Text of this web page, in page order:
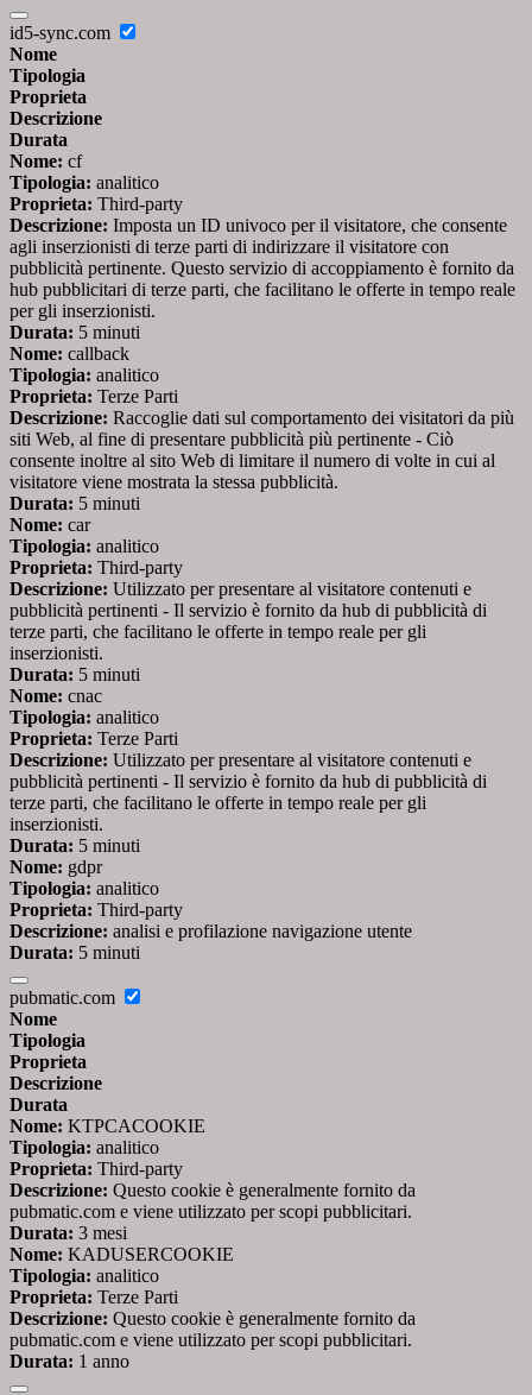
id5-sync.com
Nome
Tipologia
Proprieta
Descrizione
Durata
Nome: cf
Tipologia: analitico
Proprieta: Third-party
Descrizione: Imposta un ID univoco per il visitatore, che consente
agli inserzionisti di terze parti di indirizzare il visitatore con
pubblicità pertinente. Questo servizio di accoppiamento è fornito da
hub pubblicitari di terze parti, che facilitano le offerte in tempo reale
per gli inserzionisti.
Durata: 5 minuti
Nome: callback
Tipologia: analitico
Proprieta: Terze Parti
Descrizione: Raccoglie dati sul comportamento dei visitatori da più
siti Web, al fine di presentare pubblicità più pertinente - Ciò
consente inoltre al sito Web di limitare il numero di volte in cui al
visitatore viene mostrata la stessa pubblicità.
Durata: 5 minuti
Nome: car
Tipologia: analitico
Proprieta: Third-party
Descrizione: Utilizzato per presentare al visitatore contenuti e
pubblicità pertinenti - Il servizio è fornito da hub di pubblicità di
terze parti, che facilitano le offerte in tempo reale per gli
inserzionisti.
Durata: 5 minuti
Nome: cnac
Tipologia: analitico
Proprieta: Terze Parti
Descrizione: Utilizzato per presentare al visitatore contenuti e
pubblicità pertinenti - Il servizio è fornito da hub di pubblicità di
terze parti, che facilitano le offerte in tempo reale per gli
inserzionisti.
Durata: 5 minuti
Nome: gdpr
Tipologia: analitico
Proprieta: Third-party
Descrizione: analisi e profilazione navigazione utente
Durata: 5 minuti
pubmatic.com
Nome
Tipologia
Proprieta
Descrizione
Durata
Nome: KTPCACOOKIE
Tipologia: analitico
Proprieta: Third-party
Descrizione: Questo cookie è generalmente fornito da
pubmatic.com e viene utilizzato per scopi pubblicitari.
Durata: 3 mesi
Nome: KADUSERCOOKIE
Tipologia: analitico
Proprieta: Terze Parti
Descrizione: Questo cookie è generalmente fornito da
pubmatic.com e viene utilizzato per scopi pubblicitari.
Durata: 1 anno